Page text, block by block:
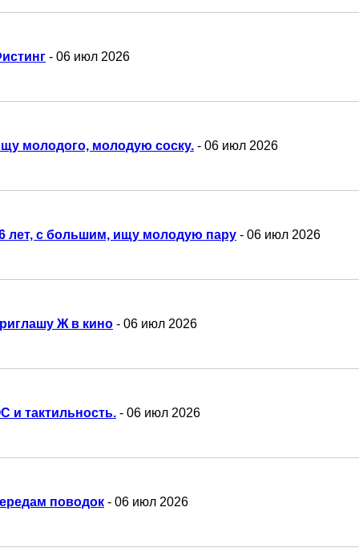
- 06 июл 2026
молодого, молодую соску. - 06 июл 2026
лет, с большим, ищу молодую пару - 06 июл 2026
Ж в кино - 06 июл 2026
и тактильность. - 06 июл 2026
поводок - 06 июл 2026